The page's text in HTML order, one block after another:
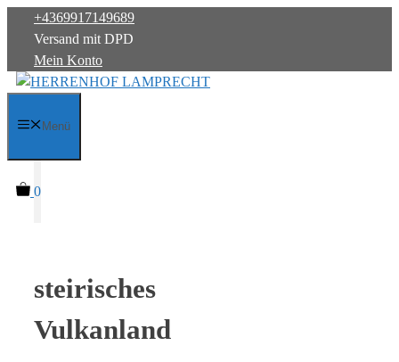
Inhalt
springen
+4369917149689
Versand mit DPD
Mein Konto
Menü
0
steirisches
Vulkanland